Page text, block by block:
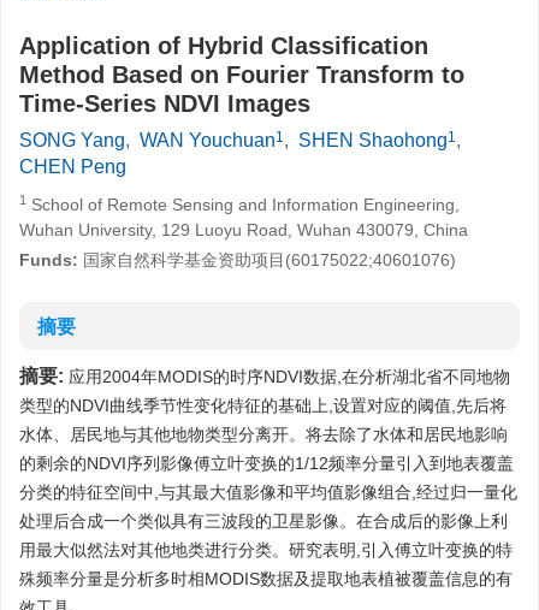
Application of Hybrid Classification
Method Based on Fourier Transform to
Time-Series NDVI Images
SONG Yang, WAN Youchuan1, SHEN Shaohong1,
CHEN Peng
1 School of Remote Sensing and Information Engineering,
Wuhan University, 129 Luoyu Road, Wuhan 430079, China
Funds: 国家自然科学基金资助项目(60175022;40601076)
摘要
摘要: 应用2004年MODIS的时序NDVI数据,在分析湖北省不同地物
类型的NDVI曲线季节性变化特征的基础上,设置对应的阈值,先后将
水体、居民地与其他地物类型分离开。将去除了水体和居民地影响
的剩余的NDVI序列影像傅立叶变换的1/12频率分量引入到地表覆盖
分类的特征空间中,与其最大值影像和平均值影像组合,经过归一量化
处理后合成一个类似具有三波段的卫星影像。在合成后的影像上利
用最大似然法对其他地类进行分类。研究表明,引入傅立叶变换的特
殊频率分量是分析多时相MODIS数据及提取地表植被覆盖信息的有